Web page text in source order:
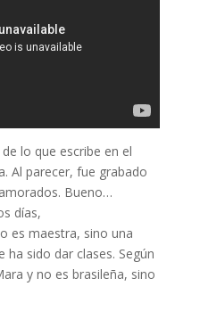
lo que escribe en el
Al parecer, fue grabado
Bueno…
días,
es maestra, sino una
sido dar clases. Según
y no es brasileña, sino